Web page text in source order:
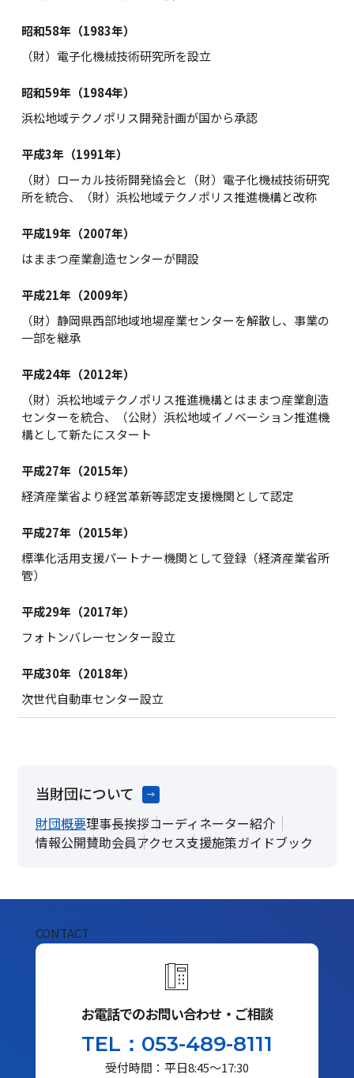
昭和58年（1983年）
（財）電子化機械技術研究所を設立
昭和59年（1984年）
浜松地域テクノポリス開発計画が国から承認
平成3年（1991年）
（財）ローカル技術開発協会と（財）電子化機械技術研究
所を統合、（財）浜松地域テクノポリス推進機構と改称
平成19年（2007年）
はままつ産業創造センターが開設
平成21年（2009年）
（財）静岡県西部地域地場産業センターを解散し、事業の
一部を継承
平成24年（2012年）
（財）浜松地域テクノポリス推進機構とはままつ産業創造
センターを統合、（公財）浜松地域イノベーション推進機
構として新たにスタート
平成27年（2015年）
経済産業省より経営革新等認定支援機関として認定
平成27年（2015年）
標準化活用支援パートナー機関として登録（経済産業省所
管）
平成29年（2017年）
フォトンバレーセンター設立
平成30年（2018年）
次世代自動車センター設立
当財団について
財団概要理事長挨拶コーディネーター紹介
情報公開賛助会員アクセス支援施策ガイドブック
CONTACT
お電話でのお問い合わせ・ご相談
TEL：053-489-8111
受付時間：平日8:45～17:30